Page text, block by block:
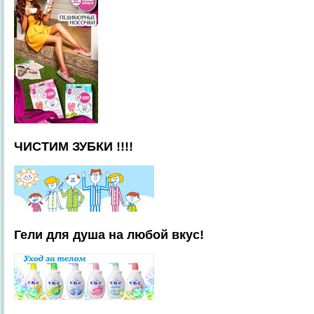
ЧИСТИМ ЗУБКИ !!!!
Гели для душа на любой вкус!